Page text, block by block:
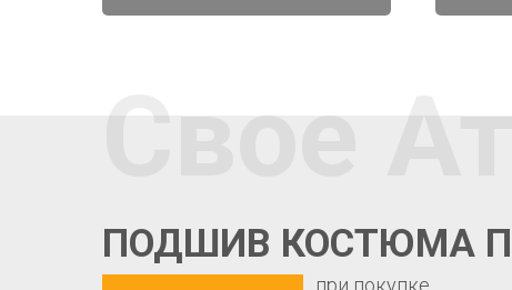
Свое
ПОДШИВ КОСТЮМА
при покупке